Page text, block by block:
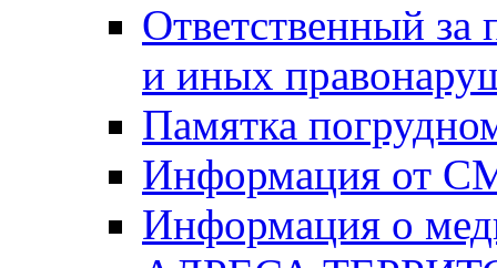
Ответственный
и иных
Памятка
Информация от
Информация о